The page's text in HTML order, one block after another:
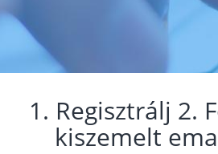
1. Regisztrálj 2.
kiszemelt